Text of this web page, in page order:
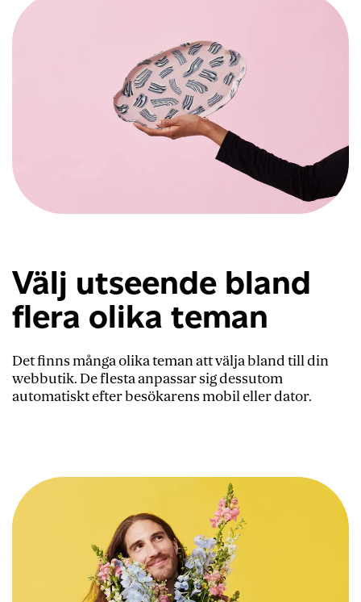
Välj utseende bland
flera olika teman
Det finns många olika teman att välja bland till din
webbutik. De flesta anpassar sig dessutom
automatiskt efter besökarens mobil eller dator.